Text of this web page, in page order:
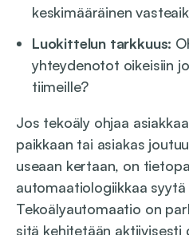
keskimääräinen
Luokittelun tarkkuus:
yhteydenotot oikeisiin
tiimeille?
Jos tekoäly ohjaa
paikkaan tai asiakas
useaan kertaan, on
automaatiologiikkaa
Tekoälyautomaatio on
sitä kehitetään aktiivisesti